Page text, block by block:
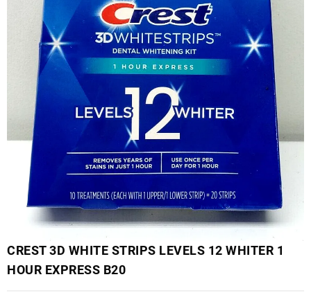
CREST 3D WHITE STRIPS LEVELS 12 WHITER 1
HOUR EXPRESS B20